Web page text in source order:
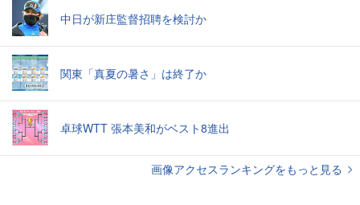
中日が新庄監督招聘を検討か
関東「真夏の暑さ」は終了か
卓球WTT 張本美和がベスト8進出
画像アクセスランキングをもっと見る